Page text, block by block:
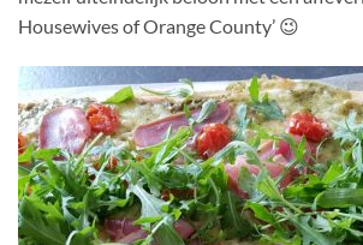
Housewives of Orange County’ 😉